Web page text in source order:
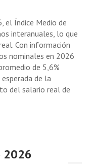
el Índice Medio de
interanuales, lo que
Con información
nominales en 2026
de 5,6%
de la
del salario real de
2026